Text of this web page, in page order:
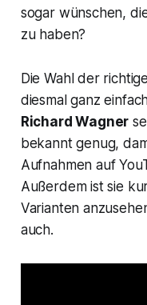
sogar wünschen,
zu haben?
Die Wahl der
diesmal ganz
Richard Wagner
bekannt genug,
Aufnahmen auf
Außerdem ist sie
Varianten
auch.